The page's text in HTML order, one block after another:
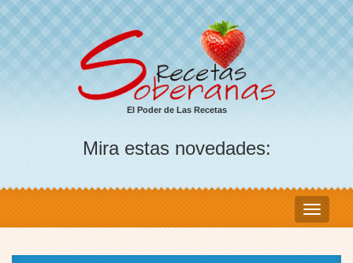
El Poder de Las Recetas
Mira estas novedades: